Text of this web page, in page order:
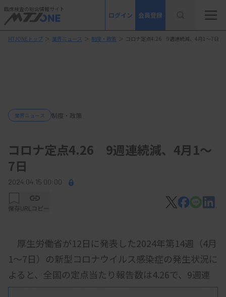
臨床検査の総合情報サイト
ログイン 会員登録
MTJONEトップ ＞ 業界ニュース ＞ 制度・政策 ＞ コロナ定点4.26 9週連続減、4月1～7日
業界ニュース 制度・政策
コロナ定点4.26 9週連続減、4月1～
7日
2024.04.15 00:00
保存URLコピー
厚生労働省が12日に発表した2024年第14週（4月
1～7日）の新型コロナウイルス感染症の発生状況に
よると、全国の定点当たり報告数は4.26で、9週連
続で減少した。報告数（総数）は2万968人で、前